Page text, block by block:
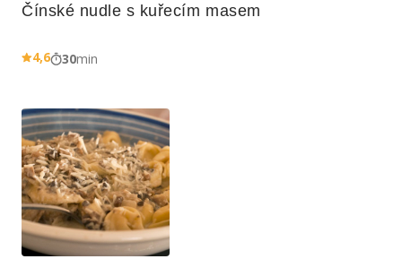
Čínské nudle s kuřecím masem
4,6 30min